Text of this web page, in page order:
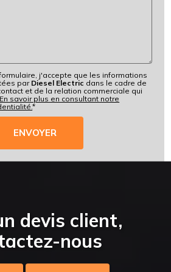
j'accepte que les informations
par Diesel Electric dans le cadre de
et de la relation commerciale qui
En savoir plus en consultant notre
*
devis client,
nous